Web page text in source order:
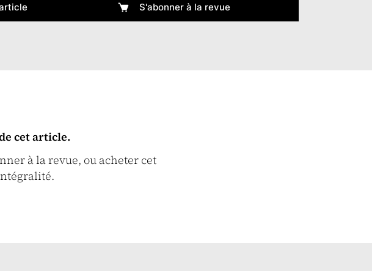
S'abonner à la revue
cet article.
à la revue, ou acheter cet